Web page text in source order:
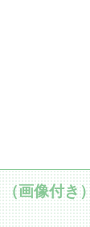
画像付き